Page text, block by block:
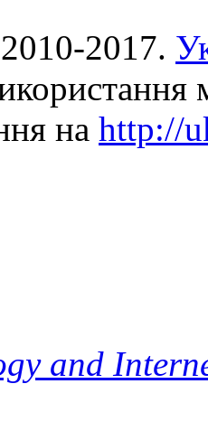
2017.
на http://
and